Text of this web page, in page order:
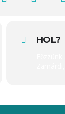
HOL?